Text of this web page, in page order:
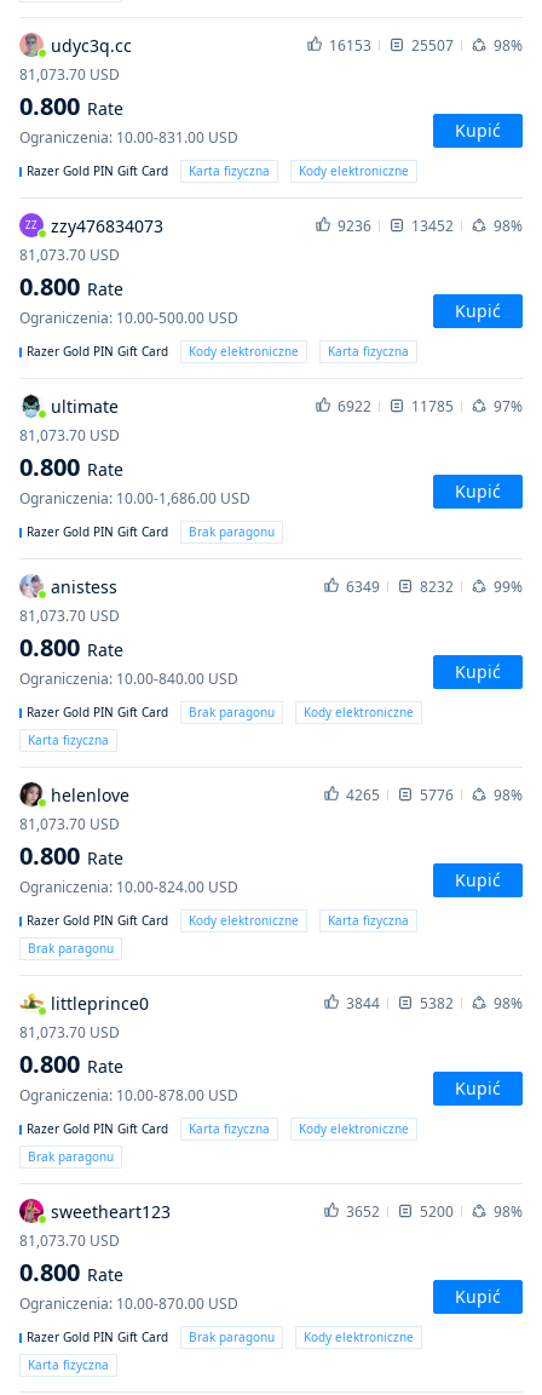
udyc3q.cc 16153 25507
98%
81,073.70 USD
0.800 Rate
Ograniczenia: 10.00-831.00 USD Kupić
Razer Gold PIN Gift Card Karta fizyczna Kody elektroniczne
ZZ zzy476834073 9236 13452
98%
81,073.70 USD
0.800 Rate
Ograniczenia: 10.00-500.00 USD Kupić
Razer Gold PIN Gift Card Kody elektroniczne Karta fizyczna
ultimate 6922 11785
97%
81,073.70 USD
0.800 Rate
Ograniczenia: 10.00-1,686.00 USD Kupić
Razer Gold PIN Gift Card Brak paragonu
anistess 6349 8232
99%
81,073.70 USD
0.800 Rate
Ograniczenia: 10.00-840.00 USD Kupić
Razer Gold PIN Gift Card Brak paragonu
Kody elektroniczne
Karta fizyczna
helenlove 4265 5776
98%
81,073.70 USD
0.800 Rate
Ograniczenia: 10.00-824.00 USD Kupić
Razer Gold PIN Gift Card Kody elektroniczne
Karta fizyczna
Brak paragonu
littleprince0 3844 5382
98%
81,073.70 USD
0.800 Rate
Ograniczenia: 10.00-878.00 USD Kupić
Razer Gold PIN Gift Card Karta fizyczna
Kody elektroniczne
Brak paragonu
sweetheart123 3652 5200
98%
81,073.70 USD
0.800 Rate
Ograniczenia: 10.00-870.00 USD Kupić
Razer Gold PIN Gift Card Brak paragonu
Kody elektroniczne
Karta fizyczna